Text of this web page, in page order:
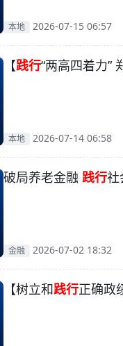
本地 2026-07-15 06:57
【践行“两高四着力”
本地 2026-07-14 06:58
破局养老金融 践行社
金融 2026-07-02 18:32
【树立和践行正确政